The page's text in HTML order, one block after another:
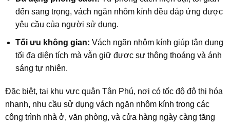
đến sang trọng, vách ngăn nhôm kính đều đáp ứng được
yêu cầu của người sử dụng.
Tối ưu không gian: Vách ngăn nhôm kính giúp tận dụng
tối đa diện tích mà vẫn giữ được sự thông thoáng và ánh
sáng tự nhiên.
Đặc biệt, tại khu vực quận Tân Phú, nơi có tốc độ đô thị hóa
nhanh, nhu cầu sử dụng vách ngăn nhôm kính trong các
công trình nhà ở, văn phòng, và cửa hàng ngày càng tăng